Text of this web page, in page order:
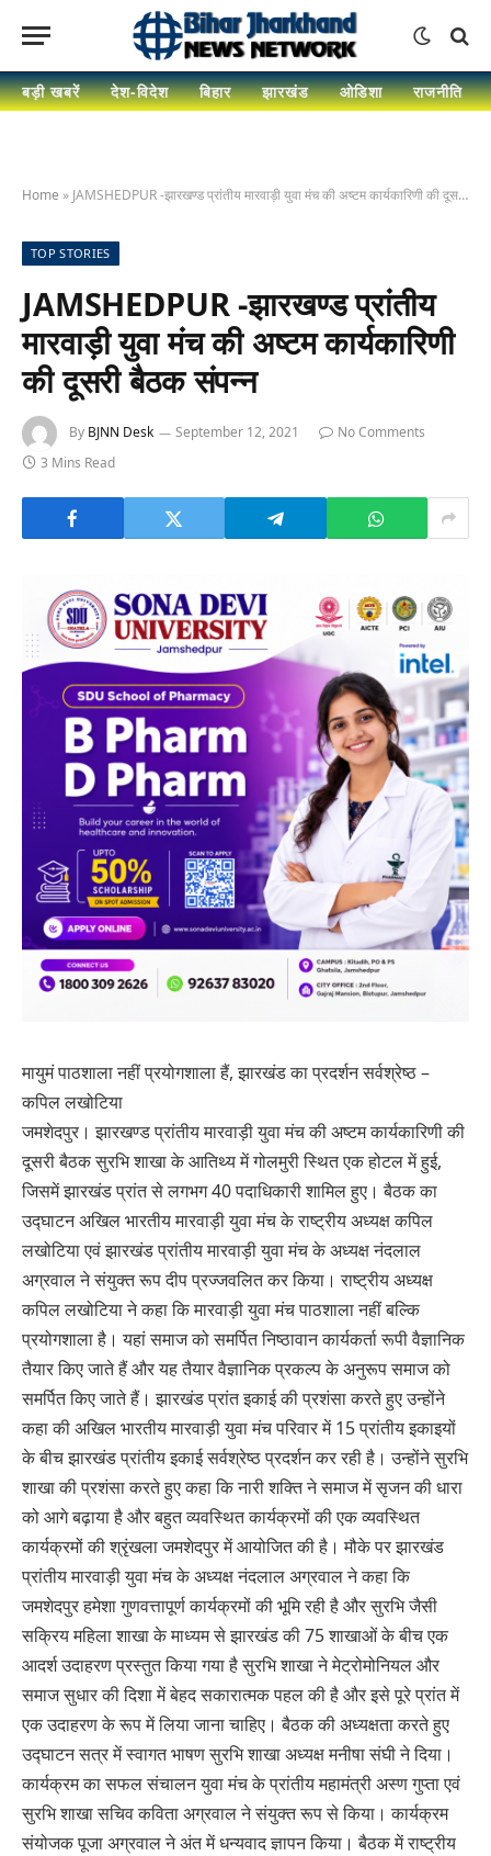
बड़ी खबरें देश-विदेश बिहार झारखंड ओडिशा राजनीति
Home » JAMSHEDPUR -झारखण्ड प्रांतीय मारवाड़ी युवा मंच की अष्टम कार्यकारिणी की दूसरी बैठक संपन्न
TOP STORIES
JAMSHEDPUR -झारखण्ड प्रांतीय
मारवाड़ी युवा मंच की अष्टम कार्यकारिणी
की दूसरी बैठक संपन्न
By BJNN Desk September 12, 2021
No Comments
3 Mins Read
मायुमं पाठशाला नहीं प्रयोगशाला हैं, झारखंड का प्रदर्शन सर्वश्रेष्ठ –
कपिल लखोटिया
जमशेदपुर। झारखण्ड प्रांतीय मारवाड़ी युवा मंच की अष्टम कार्यकारिणी की
दूसरी बैठक सुरभि शाखा के आतिथ्य में गोलमुरी स्थित एक होटल में हुई,
जिसमें झारखंड प्रांत से लगभग 40 पदाधिकारी शामिल हुए। बैठक का
उद्घाटन अखिल भारतीय मारवाड़ी युवा मंच के राष्ट्रीय अध्यक्ष कपिल
लखोटिया एवं झारखंड प्रांतीय मारवाड़ी युवा मंच के अध्यक्ष नंदलाल
अग्रवाल ने संयुक्त रूप दीप प्रज्जवलित कर किया। राष्ट्रीय अध्यक्ष
कपिल लखोटिया ने कहा कि मारवाड़ी युवा मंच पाठशाला नहीं बल्कि
प्रयोगशाला है। यहां समाज को समर्पित निष्ठावान कार्यकर्ता रूपी वैज्ञानिक
तैयार किए जाते हैं और यह तैयार वैज्ञानिक प्रकल्प के अनुरूप समाज को
समर्पित किए जाते हैं। झारखंड प्रांत इकाई की प्रशंसा करते हुए उन्होंने
कहा की अखिल भारतीय मारवाड़ी युवा मंच परिवार में 15 प्रांतीय इकाइयों
के बीच झारखंड प्रांतीय इकाई सर्वश्रेष्ठ प्रदर्शन कर रही है। उन्होंने सुरभि
शाखा की प्रशंसा करते हुए कहा कि नारी शक्ति ने समाज में सृजन की धारा
को आगे बढ़ाया है और बहुत व्यवस्थित कार्यक्रमों की एक व्यवस्थित
कार्यक्रमों की श्रृंखला जमशेदपुर में आयोजित की है। मौके पर झारखंड
प्रांतीय मारवाड़ी युवा मंच के अध्यक्ष नंदलाल अग्रवाल ने कहा कि
जमशेदपुर हमेशा गुणवत्तापूर्ण कार्यक्रमों की भूमि रही है और सुरभि जैसी
सक्रिय महिला शाखा के माध्यम से झारखंड की 75 शाखाओं के बीच एक
आदर्श उदाहरण प्रस्तुत किया गया है सुरभि शाखा ने मेट्रोमोनियल और
समाज सुधार की दिशा में बेहद सकारात्मक पहल की है और इसे पूरे प्रांत में
एक उदाहरण के रूप में लिया जाना चाहिए। बैठक की अध्यक्षता करते हुए
उद्घाटन सत्र में स्वागत भाषण सुरभि शाखा अध्यक्ष मनीषा संघी ने दिया।
कार्यक्रम का सफल संचालन युवा मंच के प्रांतीय महामंत्री अस्ण गुप्ता एवं
सुरभि शाखा सचिव कविता अग्रवाल ने संयुक्त रूप से किया। कार्यक्रम
संयोजक पूजा अग्रवाल ने अंत में धन्यवाद ज्ञापन किया। बैठक में राष्ट्रीय